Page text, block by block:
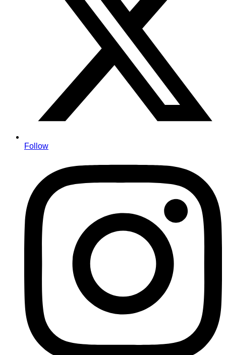
Follow